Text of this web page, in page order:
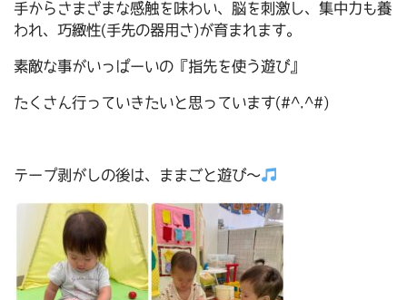
手からさまざまな感触を味わい、脳を刺激し、集中力も養
われ、巧緻性(手先の器用さ)が育まれます。
素敵な事がいっぱーいの『指先を使う遊び』
たくさん行っていきたいと思っています(#^.^#)
テープ剥がしの後は、ままごと遊び～